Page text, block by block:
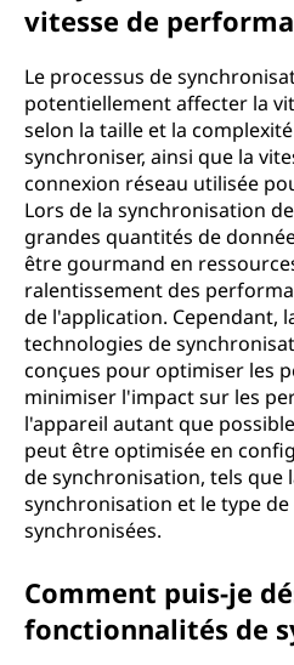
vitesse de
Le processus de
potentiellement affecter la
selon la taille et la
synchroniser, ainsi que la
connexion réseau utilisée
Lors de la synchronisation
grandes quantités de
être gourmand en
ralentissement des
de l'application. Cependant,
technologies de
conçues pour optimiser les
minimiser l'impact sur les
l'appareil autant que
peut être optimisée en
de synchronisation, tels que
synchronisation et le type
synchronisées.
Comment puis-je
fonctionnalités de